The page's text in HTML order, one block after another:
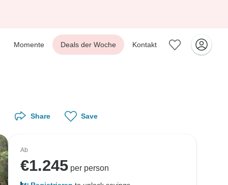
Momente Deals der Woche Kontakt
Share Save
Ab
€1.245 per person